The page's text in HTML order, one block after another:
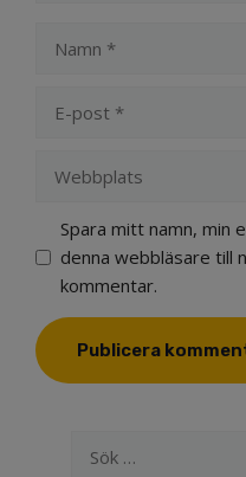
Spara mitt namn, min
denna webbläsare till
kommentar.